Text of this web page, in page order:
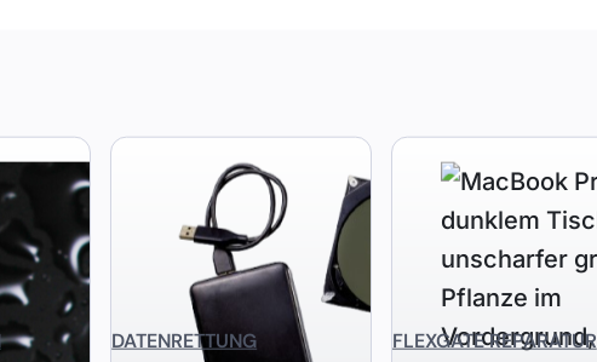
DATENRETTUNG FLEXGATE REPARATUR